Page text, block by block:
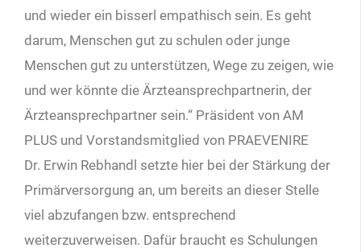
und wieder ein bisserl empathisch sein. Es geht
darum, Menschen gut zu schulen oder junge
Menschen gut zu unterstützen, Wege zu zeigen, wie
und wer könnte die Ärzteansprechpartnerin, der
Ärzteansprechpartner sein.“ Präsident von AM
PLUS und Vorstandsmitglied von PRAEVENIRE
Dr. Erwin Rebhandl setzte hier bei der Stärkung der
Primärversorgung an, um bereits an dieser Stelle
viel abzufangen bzw. entsprechend
weiterzuverweisen. Dafür braucht es Schulungen